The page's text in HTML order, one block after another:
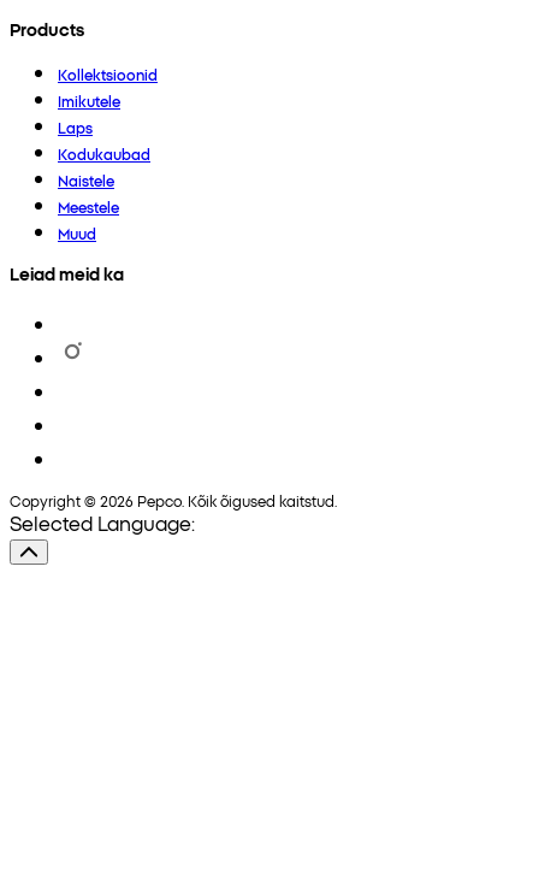
Products
Kollektsioonid
Imikutele
Laps
Kodukaubad
Naistele
Meestele
Muud
Leiad meid ka
Copyright © 2026 Pepco. Kõik õigused kaitstud.
Selected Language: